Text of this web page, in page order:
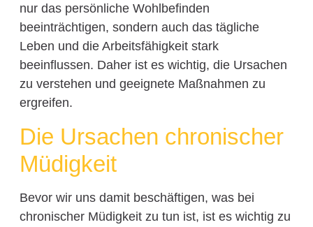
nur das persönliche Wohlbefinden
beeinträchtigen, sondern auch das tägliche
Leben und die Arbeitsfähigkeit stark
beeinflussen. Daher ist es wichtig, die Ursachen
zu verstehen und geeignete Maßnahmen zu
ergreifen.
Die Ursachen chronischer
Müdigkeit
Bevor wir uns damit beschäftigen, was bei
chronischer Müdigkeit zu tun ist, ist es wichtig zu